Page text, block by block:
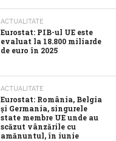
ACTUALITATE
Eurostat: PIB-ul UE este
evaluat la 18.800 miliarde
de euro în 2025
ACTUALITATE
Eurostat: România, Belgia
și Germania, singurele
state membre UE unde au
scăzut vânzările cu
amănuntul, în iunie